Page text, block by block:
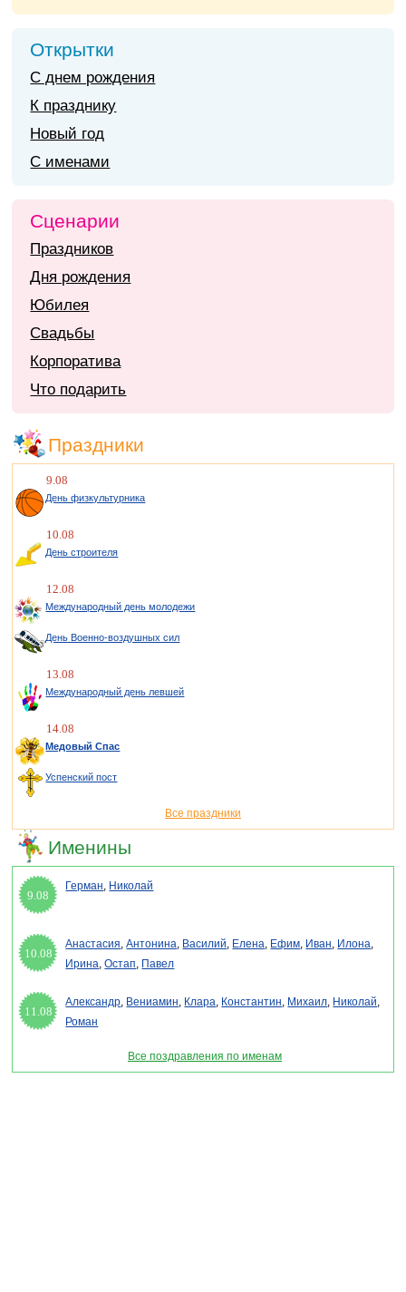
Открытки
С днем рождения
К празднику
Новый год
С именами
Сценарии
Праздников
Дня рождения
Юбилея
Свадьбы
Корпоратива
Что подарить
Праздники
9.08
День физкультурника
10.08
День строителя
12.08
Международный день молодежи
День Военно-воздушных сил
13.08
Международный день левшей
14.08
Медовый Спас
Успенский пост
Все праздники
Именины
9.08
Герман, Николай
10.08
Анастасия,Антонина, Василий, Елена, Ефим, Иван, Илона,
Ирина,Остап, Павел
11.08
Александр, Вениамин, Клара, Константин, Михаил, Николай,
Роман
Все поздравления по именам